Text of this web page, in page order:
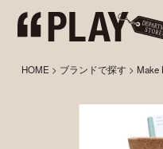
HOME > ブランドで探す >Make